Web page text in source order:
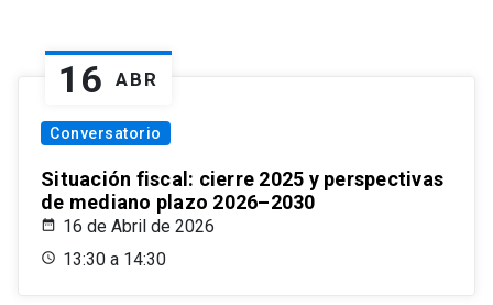
16 ABR
Conversatorio
Situación fiscal: cierre 2025 y perspectivas
de mediano plazo 2026–2030
16 de Abril de 2026
13:30 a 14:30